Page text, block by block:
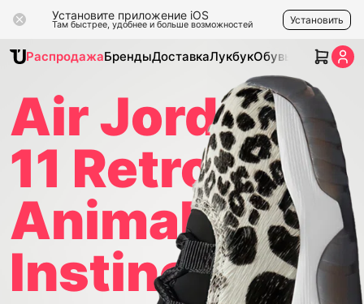
Установите приложение iOS
Там быстрее, удобнее и больше возможностей Установить
РаспродажаБрендыДоставкаЛукбукОбувь Одежда
Air Jordan
11 Retro
Animal
Instinct